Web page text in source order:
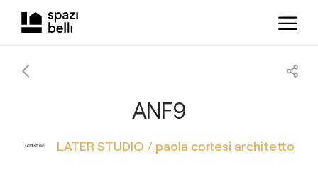
ANF9
LATER STUDIO / paola cortesi architetto